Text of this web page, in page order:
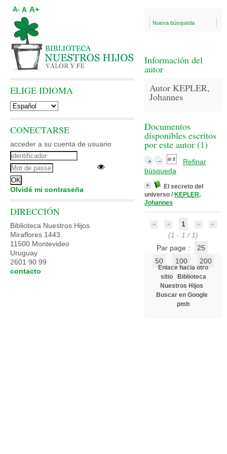
Nueva búsqueda
Información del
autor
Autor KEPLER,
Johannes
Documentos
disponibles escritos
por este autor (1)
Refinar
búsqueda
El secreto del
universo / KEPLER,
Johannes
1
(1 - 1 / 1)
Par page :
25
50
100 200
Enlace hacia otro
sitio
Biblioteca
Nuestros Hijos
Buscar en Google
pmb
A- A A+
ELIGE IDIOMA
CONECTARSE
acceder a su cuenta de usuario
Olvidé mi contraseña
DIRECCIÓN
Biblioteca Nuestros Hijos
Miraflores 1443
11500 Montevideo
Uruguay
2601 90 99
contacto